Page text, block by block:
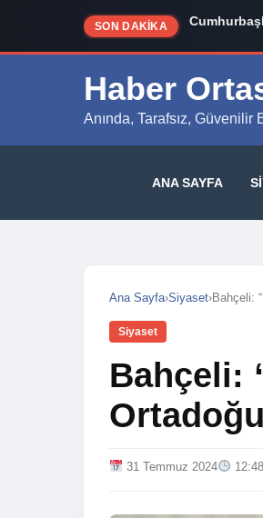
SON DAKİKA
Haber
Anında, Tarafsız, Güvenilir
ANA SAYFA
Ana Sayfa›Siyaset›Bahçeli:
Siyaset
Bahçeli:
31 Temmuz 2024 12:48